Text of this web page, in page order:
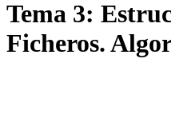
Tema 3:
Ficheros.